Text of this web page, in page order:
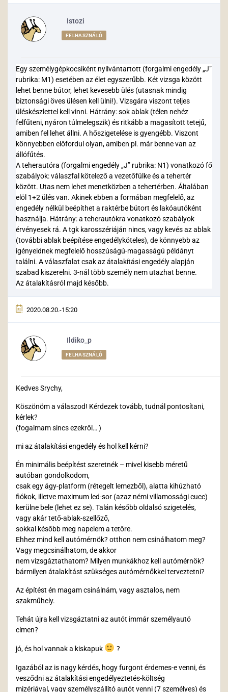
Istozi
FELHASZNÁLÓ
Egy személygépkocsiként nyilvántartott (forgalmi engedély „J”
rubrika: M1) esetében az élet egyszerűbb. Két vizsga között
lehet benne bútor, lehet kevesebb ülés (utasnak mindig
biztonsági öves ülésen kell ülni!). Vizsgára viszont teljes
üléskészlettel kell vinni. Hátrány: sok ablak (télen nehéz
felfűteni, nyáron túlmelegszik) és ritkább a magasított tetejű,
amiben fel lehet állni. A hőszigetelése is gyengébb. Viszont
könnyebben előfordul olyan, amiben pl. már benne van az
állófűtés.
A teherautóra (forgalmi engedély „J” rubrika: N1) vonatkozó fő
szabályok: válaszfal kötelező a vezetőfülke és a tehertér
között. Utas nem lehet menetközben a tehertérben. Általában
elöl 1+2 ülés van. Akinek ebben a formában megfelelő, az
engedély nélkül beépíthet a raktérbe bútort és lakóautóként
használja. Hátrány: a teherautókra vonatkozó szabályok
érvényesek rá. A tgk karosszériáján nincs, vagy kevés az ablak
(további ablak beépítése engedélyköteles), de könnyebb az
igényeidnek megfelelő hosszúságú-magasságú példányt
találni. A válaszfalat csak az átalakítási engedély alapján
szabad kiszerelni. 3-nál több személy nem utazhat benne.
Az átalakításról majd később.
2020.08.20.-15:20
Ildiko_p
FELHASZNÁLÓ
Kedves Srychy,
Köszönöm a válaszod! Kérdezek tovább, tudnál pontosítani,
kérlek?
(fogalmam sincs ezekről… )
mi az átalakítási engedély és hol kell kérni?
Én minimális beépítést szeretnék – mivel kisebb méretű
autóban gondolkodom,
csak egy ágy-platform (rétegelt lemezből), alatta kihúzható
fiókok, illetve maximum led-sor (azaz némi villamossági cucc)
kerülne bele (lehet ez se). Talán később oldalsó szigetelés,
vagy akár tető-ablak-szellőző,
sokkal később meg napelem a tetőre.
Ehhez mind kell autómérnök? otthon nem csinálhatom meg?
Vagy megcsinálhatom, de akkor
nem vizsgáztathatom? Milyen munkákhoz kell autómérnök?
bármilyen átalakítást szükséges autómérnőkkel terveztetni?
Az építést én magam csinálnám, vagy asztalos, nem
szakműhely.
Tehát újra kell vizsgáztatni az autót immár személyautó
címen?
jó, és hol vannak a kiskapuk ?
Igazából az is nagy kérdés, hogy furgont érdemes-e venni, és
vesződni az átalakítási engedélyeztetés-költség
mizériával, vagy személyszállító autót venni (7 személyes) és